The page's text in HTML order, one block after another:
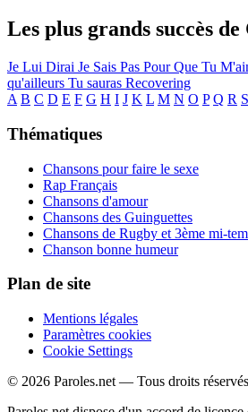
Les plus grands succès
Je Lui Dirai Je Sais Pas Pour Que Tu
qu'ailleurs Tu sauras Recovering
A B C D E F G H I J K L M N O P Q R S
Thématiques
Chansons pour faire le sexe
Rap Français
Chansons d'amour
Chansons des Guinguettes
Chansons de Rugby et 3ème mi-
Chanson bonne humeur
Plan de site
Mentions légales
Paramètres cookies
Cookie Settings
© 2026 Paroles.net — Tous droits réservés